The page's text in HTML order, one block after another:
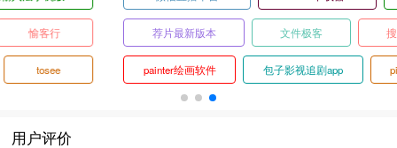
荐片最新版本 文件极客 搜狗拼音输入法
painter绘画软件 包子影视追剧app pikapika漫画软件
用户评价